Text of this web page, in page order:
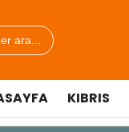
ara...
KIBRIS